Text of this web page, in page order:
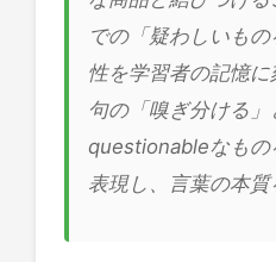
での「疑わしいも
性を学習者の記憶
句の「嗅ぎ分ける」
questionableなもの
表現し、言葉の本質